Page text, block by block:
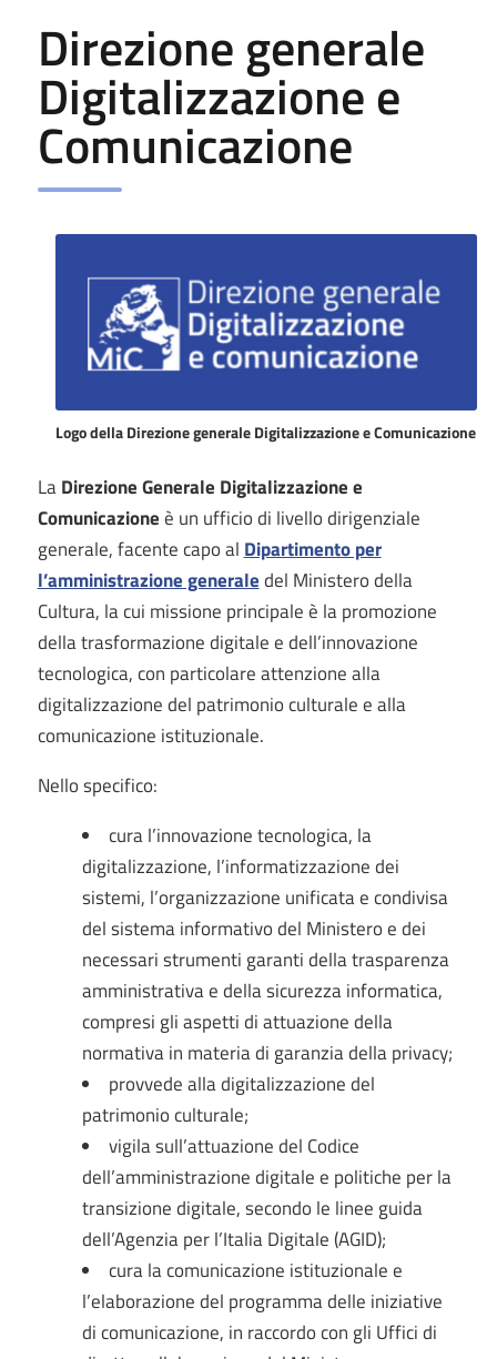
Direzione generale
Digitalizzazione e
Comunicazione
Logo della Direzione generale Digitalizzazione e Comunicazione
LaDirezione Generale Digitalizzazione e
Comunicazioneè un ufficio di livello dirigenziale
generale, facente capo al Dipartimento per
l’amministrazione generaledel Ministero della
Cultura, la cui missione principale è la promozione
della trasformazione digitale e dell’innovazione
tecnologica, con particolare attenzione alla
digitalizzazione del patrimonio culturale e alla
comunicazione istituzionale.
Nello specifico:
cura l’innovazione tecnologica, la
digitalizzazione, l’informatizzazione dei
sistemi, l’organizzazione unificata e condivisa
del sistema informativo del Ministero e dei
necessari strumenti garanti della trasparenza
amministrativa e della sicurezza informatica,
compresi gli aspetti di attuazione della
normativa in materia di garanzia della privacy;
provvede alla digitalizzazione del
patrimonio culturale;
vigila sull’attuazione del Codice
dell’amministrazione digitale e politiche per la
transizione digitale, secondo le linee guida
dell’Agenzia per l’Italia Digitale (AGID);
cura la comunicazione istituzionale e
l’elaborazione del programma delle iniziative
di comunicazione, in raccordo con gli Uffici di